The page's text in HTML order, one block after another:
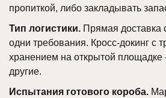
пропиткой, либо закладывать
Тип логистики. Прямая доставка
одни требования. Кросс-докинг с
хранением на открытой
другие.
Испытания готового короба.